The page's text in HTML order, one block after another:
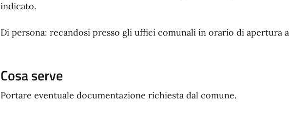
indicato.
Di persona: recandosi presso gli uffici comunali in orario di apertura
Cosa serve
Portare eventuale documentazione richiesta dal comune.